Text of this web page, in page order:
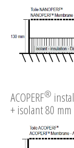
ACOPERF®
+ isolant 80 mm